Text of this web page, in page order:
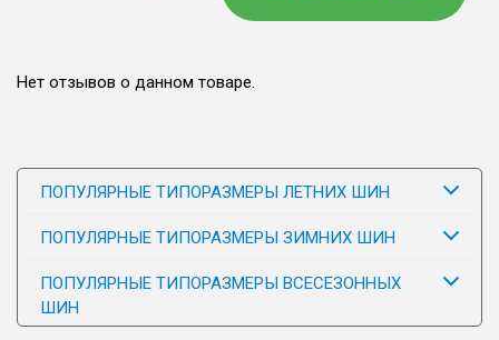
Нет отзывов о данном товаре.
ПОПУЛЯРНЫЕ ТИПОРАЗМЕРЫ ЛЕТНИХ ШИН
ПОПУЛЯРНЫЕ ТИПОРАЗМЕРЫ ЗИМНИХ ШИН
ПОПУЛЯРНЫЕ ТИПОРАЗМЕРЫ ВСЕСЕЗОННЫХ
ШИН